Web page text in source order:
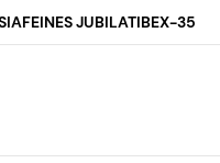
IAFEINES JUBILATIBEX-35